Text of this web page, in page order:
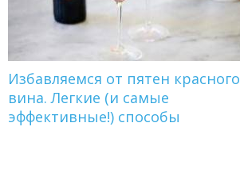
Избавляемся от пятен красного
вина. Легкие (и самые
эффективные!) способы